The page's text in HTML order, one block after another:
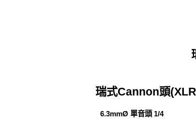
瑞式Cannon頭
6.3mmØ 單音頭 1/4